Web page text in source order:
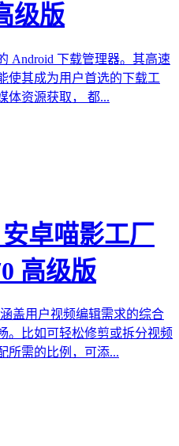
级版
Android 下载管理器。其高速
使其成为用户首选的下载工
体资源获取， 都...
卓喵影工厂
高级版
盖用户视频编辑需求的综合
。比如可轻松修剪或拆分视频
所需的比例，可添...